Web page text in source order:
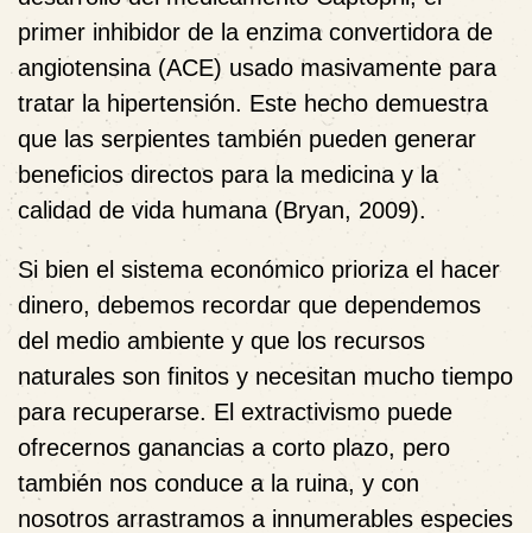
primer inhibidor de la enzima convertidora de
angiotensina (ACE) usado masivamente para
tratar la hipertensión. Este hecho demuestra
que las serpientes también pueden generar
beneficios directos para la medicina y la
calidad de vida humana (Bryan, 2009).
Si bien el sistema económico prioriza el hacer
dinero, debemos recordar que dependemos
del medio ambiente y que los recursos
naturales son finitos y necesitan mucho tiempo
para recuperarse. El extractivismo puede
ofrecernos ganancias a corto plazo, pero
también nos conduce a la ruina, y con
nosotros arrastramos a innumerables especies